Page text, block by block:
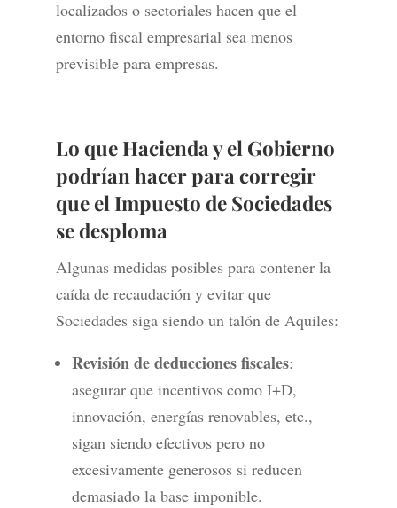
localizados o sectoriales hacen que el
entorno fiscal empresarial sea menos
previsible para empresas.
Lo que Hacienda y el Gobierno
podrían hacer para corregir
queel Impuesto de Sociedades
se desploma
Algunas medidas posibles para contener la
caída de recaudación y evitar que
Sociedades siga siendo un talón de Aquiles:
Revisión de deducciones fiscales:
asegurar que incentivos como I+D,
innovación, energías renovables, etc.,
sigan siendo efectivos pero no
excesivamente generosos si reducen
demasiado la base imponible.